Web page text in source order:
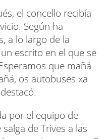
el concello recibía
Según ha
a lo largo de la
escrito en el que se
que mañá
os autobuses xa
por el equipo de
de Trives a las